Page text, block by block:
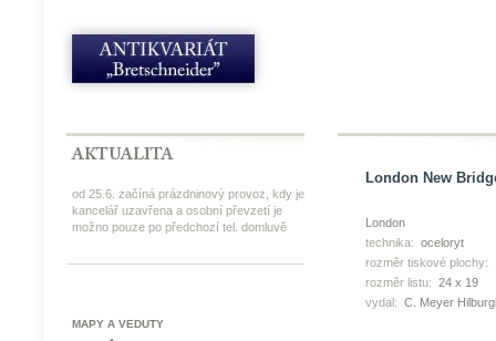
od 25.6. začíná prázdninový provoz, kdy je
kancelář uzavřena a osobní převzetí je
možno pouze po předchozí tel. domluvě
MAPY A VEDUTY
London New
London
technika: oceloryt
rozměr tiskové plochy:
rozměr listu: 24 x 19
vydal: C. Meyer